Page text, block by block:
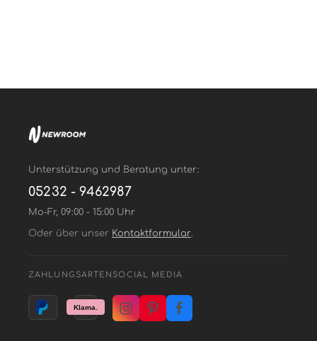
Unterstützung und Beratung unter:
05232 - 9462987
Mo-Fr, 09:00 - 15:00 Uhr
Oder über unser Kontaktformular.
ZAHLUNGSARTEN SOCIAL MEDIA